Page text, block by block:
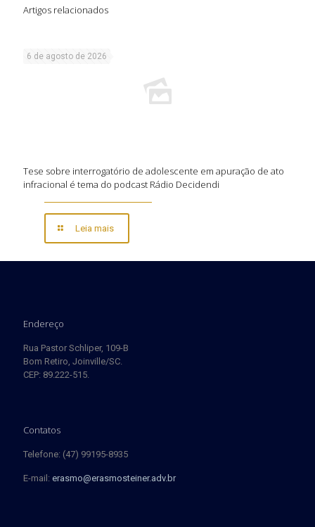
Artigos relacionados
6 de agosto de 2026
Tese sobre interrogatório de adolescente em apuração de ato
infracional é tema do podcast Rádio Decidendi
Leia mais
Endereço
Rua Pastor Schliper, 109-B
Bom Retiro, Joinville/SC.
CEP: 89.222-515.
Contatos
Telefone: (47) 99195-8935
E-mail: erasmo@erasmosteiner.adv.br